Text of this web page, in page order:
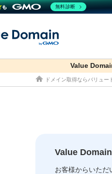
ドメイン
レンタルサーバー
セキュリティ
サービス
Value
ドメイン取得ならバリュー
Value
お客様からいただ
無料診断